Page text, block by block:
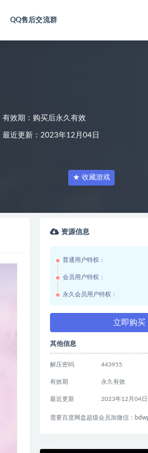
QQ售后交流群
有效期：购买后永久有效
最近更新：2023年12月04日
★ 收藏游戏
资源信息
普通用户特权：
会员用户特权：
永久会员用户特权：
立即购买
其他信息
解压密码 443955
有效期 永久有效
最近更新 2023年12月04日
需要百度网盘超级会员加微信：